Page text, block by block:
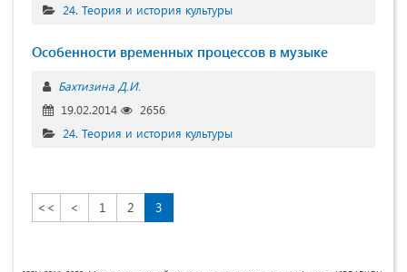
24. Теория и история культуры
Особенности временных процессов в музыке
Бахтизина Д.И.
19.02.2014
2656
24. Теория и история культуры
<< < 1 2 3